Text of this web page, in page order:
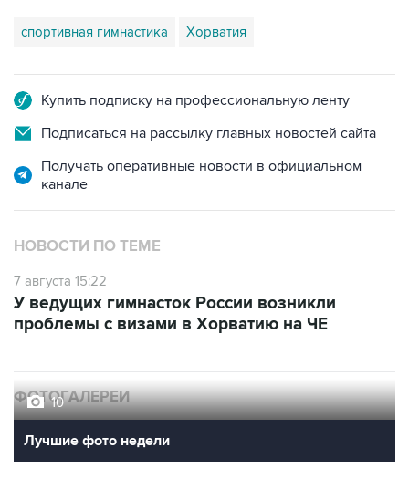
спортивная гимнастика Хорватия
Купить подписку на профессиональную ленту
Подписаться на рассылку главных новостей сайта
Получать оперативные новости в официальном
канале
НОВОСТИ ПО ТЕМЕ
7 августа 15:22
У ведущих гимнасток России возникли
проблемы с визами в Хорватию на ЧЕ
ФОТОГАЛЕРЕИ